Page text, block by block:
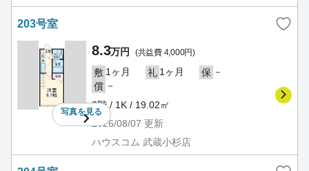
203号室
写真を見る
8.3万円 (共益費 4,000円)
敷 1ヶ月 礼 1ヶ月 保 －
償 －
2階 / 1K / 19.02㎡
2026/08/07 更新
ハウスコム 武蔵小杉店